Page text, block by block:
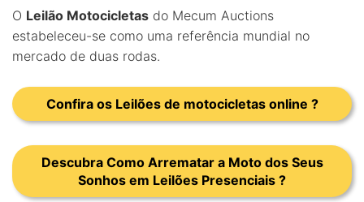
O Leilão Motocicletas do Mecum Auctions
estabeleceu-se como uma referência mundial no
mercado de duas rodas.
Confira os Leilões de motocicletas online ?
Descubra Como Arrematar a Moto dos Seus
Sonhos em Leilões Presenciais ?